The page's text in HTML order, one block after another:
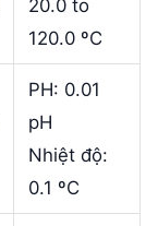
20.0 to
120.0 ºC
PH: 0.01
pH
Nhiệt độ:
0.1 ºC